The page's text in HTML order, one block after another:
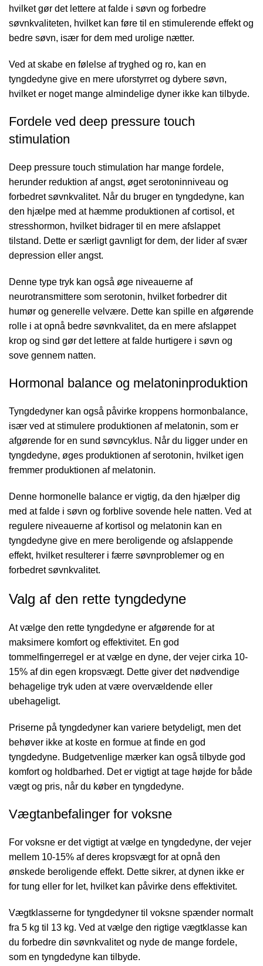
hvilket gør det lettere at falde i søvn og forbedre
søvnkvaliteten, hvilket kan føre til en stimulerende effekt og
bedre søvn, især for dem med urolige nætter.
Ved at skabe en følelse af tryghed og ro, kan en
tyngdedyne give en mere uforstyrret og dybere søvn,
hvilket er noget mange almindelige dyner ikke kan tilbyde.
Fordele ved deep pressure touch
stimulation
Deep pressure touch stimulation har mange fordele,
herunder reduktion af angst, øget serotoninniveau og
forbedret søvnkvalitet. Når du bruger en tyngdedyne, kan
den hjælpe med at hæmme produktionen af cortisol, et
stresshormon, hvilket bidrager til en mere afslappet
tilstand. Dette er særligt gavnligt for dem, der lider af svær
depression eller angst.
Denne type tryk kan også øge niveauerne af
neurotransmittere som serotonin, hvilket forbedrer dit
humør og generelle velvære. Dette kan spille en afgørende
rolle i at opnå bedre søvnkvalitet, da en mere afslappet
krop og sind gør det lettere at falde hurtigere i søvn og
sove gennem natten.
Hormonal balance og melatoninproduktion
Tyngdedyner kan også påvirke kroppens hormonbalance,
især ved at stimulere produktionen af melatonin, som er
afgørende for en sund søvncyklus. Når du ligger under en
tyngdedyne, øges produktionen af serotonin, hvilket igen
fremmer produktionen af melatonin.
Denne hormonelle balance er vigtig, da den hjælper dig
med at falde i søvn og forblive sovende hele natten. Ved at
regulere niveauerne af kortisol og melatonin kan en
tyngdedyne give en mere beroligende og afslappende
effekt, hvilket resulterer i færre søvnproblemer og en
forbedret søvnkvalitet.
Valg af den rette tyngdedyne
At vælge den rette tyngdedyne er afgørende for at
maksimere komfort og effektivitet. En god
tommelfingerregel er at vælge en dyne, der vejer cirka 10-
15% af din egen kropsvægt. Dette giver det nødvendige
behagelige tryk uden at være overvældende eller
ubehageligt.
Priserne på tyngdedyner kan variere betydeligt, men det
behøver ikke at koste en formue at finde en god
tyngdedyne. Budgetvenlige mærker kan også tilbyde god
komfort og holdbarhed. Det er vigtigt at tage højde for både
vægt og pris, når du køber en tyngdedyne.
Vægtanbefalinger for voksne
For voksne er det vigtigt at vælge en tyngdedyne, der vejer
mellem 10-15% af deres kropsvægt for at opnå den
ønskede beroligende effekt. Dette sikrer, at dynen ikke er
for tung eller for let, hvilket kan påvirke dens effektivitet.
Vægtklasserne for tyngdedyner til voksne spænder normalt
fra 5 kg til 13 kg. Ved at vælge den rigtige vægtklasse kan
du forbedre din søvnkvalitet og nyde de mange fordele,
som en tyngdedyne kan tilbyde.